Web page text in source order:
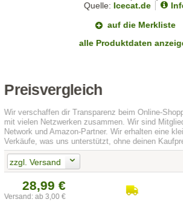
Quelle: Icecat.de
auf die Merkliste
alle Produktdaten
Preisvergleich
Wir verschaffen dir Transparenz beim Online-
mit vielen Netzwerken zusammen. Wir sind
Network und Amazon-Partner. Wir erhalten eine
Verkäufe, was uns unterstützt, ohne deinen
zzgl. Versand
28,99 €
Versand: ab 3,00 €